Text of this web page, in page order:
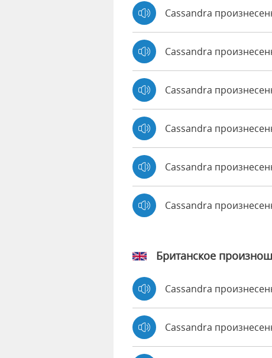
Cassandra
Cassandra
Cassandra
Cassandra
Cassandra
Cassandra
Британское
Cassandra
Cassandra